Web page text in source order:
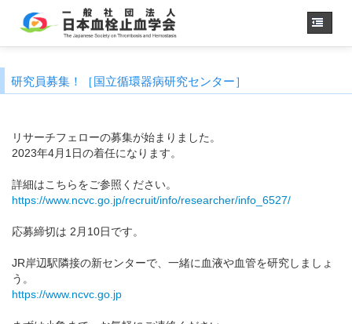
学会概要 ・理事長挨拶
学会誌
用語集
認定技師制度
研究員募集！［国立循環器病研究センター］
リサーチフェローの募集が始まりました。
2023年4月1日の着任になります。
詳細はこちらをご参照ください。
https://www.ncvc.go.jp/recruit/info/researcher/info_6527/
応募締切は 2月10日です。
JR岸辺駅隣接の新センターで、一緒に血液や血管を研究しましょ
う。
https://www.ncvc.go.jp